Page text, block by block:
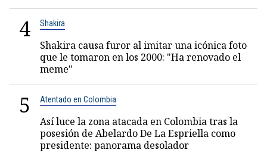
4 Shakira
Shakira causa furor al imitar una icónica foto
que le tomaron en los 2000: "Ha renovado el
meme"
5 Atentado en Colombia
Así luce la zona atacada en Colombia tras la
posesión de Abelardo De La Espriella como
presidente: panorama desolador